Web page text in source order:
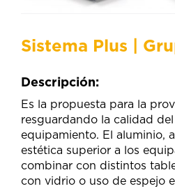
Sistema Plus |
Descripción:
Es la propuesta para la
resguardando la calidad
equipamiento. El aluminio,
estética superior a los
combinar con distintos
con vidrio o uso de espejo